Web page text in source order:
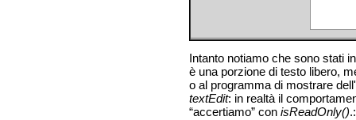
Intanto notiamo che sono stati
è una porzione di testo libero,
o al programma di mostrare
textEdit: in realtà il
“accertiamo” con isReadOnly().: